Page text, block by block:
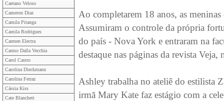
Caetano Veloso
Cameron Diaz
Camila Pitanga
Camila Rodrigues
Carmen Electra
Carmo Dalla Vecchia
Carol Castro
Carolina Dieckmann
Carolina Ferraz
Cássia Kiss
Cate Blanchett
Ao completarem 18 anos, as
Assumiram o controle da própria
do país - Nova York e entraram na
destaque nas páginas da revista
Ashley trabalha no ateliê do estilista
irmã Mary Kate faz estágio com a